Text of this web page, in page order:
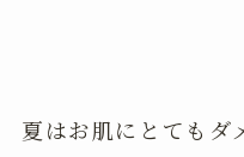
夏はお肌にとてもダ